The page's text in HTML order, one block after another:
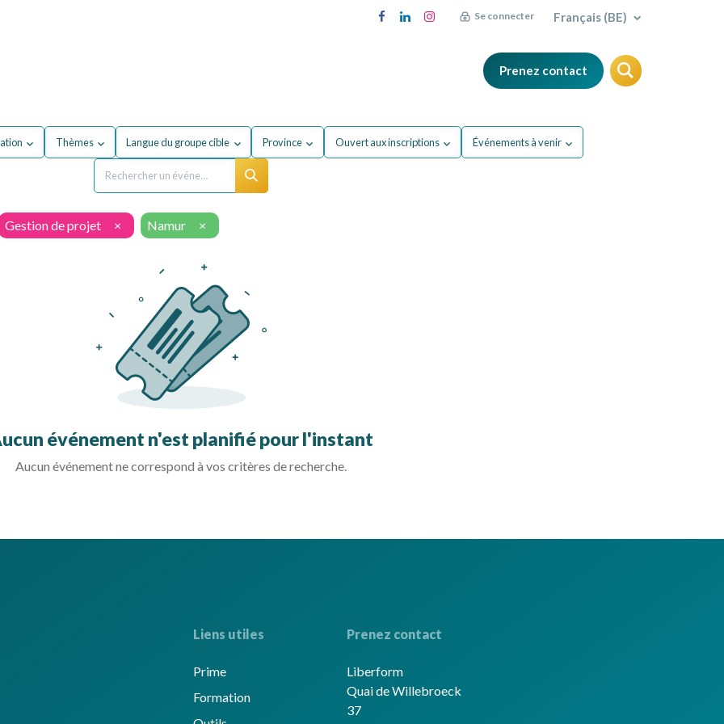
Se connecter Français (BE)
Prenez contact
Thèmes Langue du groupe cible Province Ouvert aux inscriptions Événements à venir
Gestion de projet × Namur ×
événement n'est planifié pour l'instant
Aucun événement ne correspond à vos critères de recherche.
Liens utiles
Prime
Formation
Prenez contact
Liberform
Quai de Willebroeck
37